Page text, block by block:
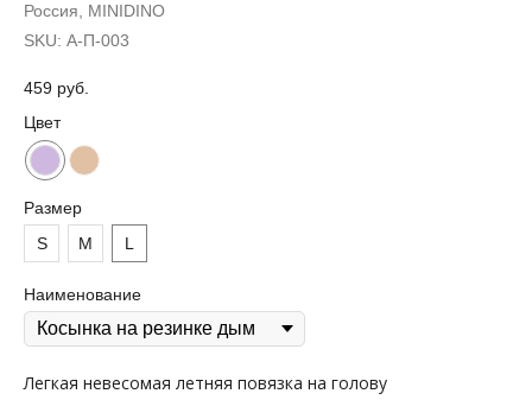
Россия, MINIDINO
SKU: А-П-003
459 руб.
Цвет
Размер
S
M L
Наименование
Легкая невесомая летняя повязка на голову